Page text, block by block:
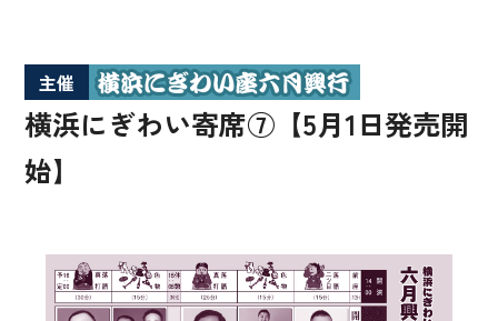
主催
横浜にぎわい寄席⑦【5月1日発売開
始】